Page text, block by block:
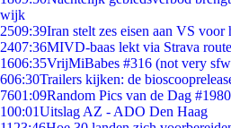
wijk
2509:39Iran stelt zes eisen aan VS
2407:36MIVD-baas lekt via Strava
1606:35VrijMiBabes #316 (not very
606:30Trailers kijken: de
7601:09Random Pics van de Dag #1980
100:01Uitslag AZ - ADO Den Haag